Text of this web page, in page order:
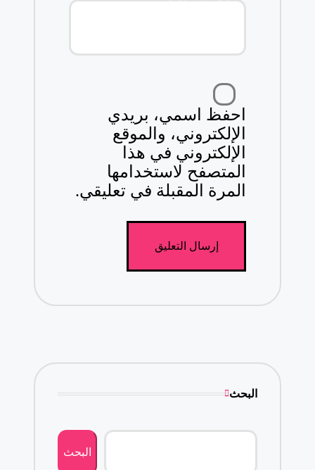
احفظ اسمي، بريدي
الإلكتروني، والموقع
الإلكتروني في هذا
المتصفح لاستخدامها
المرة المقبلة في تعليقي.
البحث
البحث